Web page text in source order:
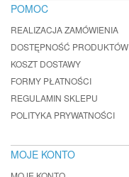
POMOC
REALIZACJA ZAMÓWIENIA
DOSTĘPNOŚĆ PRODUKTÓW
KOSZT DOSTAWY
FORMY PŁATNOŚCI
REGULAMIN SKLEPU
POLITYKA PRYWATNOŚCI
MOJE KONTO